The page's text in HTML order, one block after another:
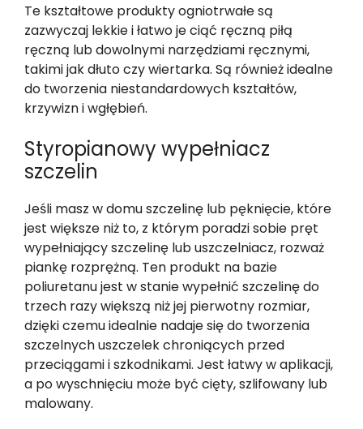
Te kształtowe produkty ogniotrwałe są
zazwyczaj lekkie i łatwo je ciąć ręczną piłą
ręczną lub dowolnymi narzędziami ręcznymi,
takimi jak dłuto czy wiertarka. Są również idealne
do tworzenia niestandardowych kształtów,
krzywizn i wgłębień.
Styropianowy wypełniacz
szczelin
Jeśli masz w domu szczelinę lub pęknięcie, które
jest większe niż to, z którym poradzi sobie pręt
wypełniający szczelinę lub uszczelniacz, rozważ
piankę rozprężną. Ten produkt na bazie
poliuretanu jest w stanie wypełnić szczelinę do
trzech razy większą niż jej pierwotny rozmiar,
dzięki czemu idealnie nadaje się do tworzenia
szczelnych uszczelek chroniących przed
przeciągami i szkodnikami. Jest łatwy w aplikacji,
a po wyschnięciu może być cięty, szlifowany lub
malowany.